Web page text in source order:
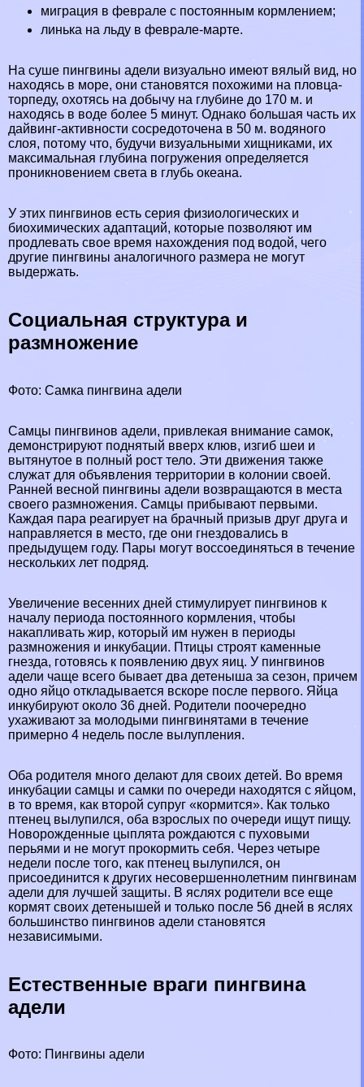
миграция в феврале с постоянным кормлением;
линька на льду в феврале-марте.
На суше пингвины адели визуально имеют вялый вид, но
находясь в море, они становятся похожими на пловца-
торпеду, охотясь на добычу на глубине до 170 м. и
находясь в воде более 5 минут. Однако большая часть их
дайвинг-активности сосредоточена в 50 м. водяного
слоя, потому что, будучи визуальными хищниками, их
максимальная глубина погружения определяется
проникновением света в глубь океана.
У этих пингвинов есть серия физиологических и
биохимических адаптаций, которые позволяют им
продлевать свое время нахождения под водой, чего
другие пингвины аналогичного размера не могут
выдержать.
Социальная структура и
размножение
Фото: Самка пингвина адели
Самцы пингвинов адели, привлекая внимание самок,
демонстрируют поднятый вверх клюв, изгиб шеи и
вытянутое в полный рост тело. Эти движения также
служат для объявления территории в колонии своей.
Ранней весной пингвины адели возвращаются в места
своего размножения. Самцы прибывают первыми.
Каждая пара реагирует на брачный призыв друг друга и
направляется в место, где они гнездовались в
предыдущем году. Пары могут воссоединяться в течение
нескольких лет подряд.
Увеличение весенних дней стимулирует пингвинов к
началу периода постоянного кормления, чтобы
накапливать жир, который им нужен в периоды
размножения и инкубации. Птицы строят каменные
гнезда, готовясь к появлению двух яиц. У пингвинов
адели чаще всего бывает два детеныша за сезон, причем
одно яйцо откладывается вскоре после первого. Яйца
инкубируют около 36 дней. Родители поочередно
ухаживают за молодыми пингвинятами в течение
примерно 4 недель после вылупления.
Оба родителя много делают для своих детей. Во время
инкубации самцы и самки по очереди находятся с яйцом,
в то время, как второй супруг «кормится». Как только
птенец вылупился, оба взрослых по очереди ищут пищу.
Новорожденные цыплята рождаются с пуховыми
перьями и не могут прокормить себя. Через четыре
недели после того, как птенец вылупился, он
присоединится к других несовершеннолетним пингвинам
адели для лучшей защиты. В яслях родители все еще
кормят своих детенышей и только после 56 дней в яслях
большинство пингвинов адели становятся
независимыми.
Естественные враги пингвина
адели
Фото: Пингвины адели